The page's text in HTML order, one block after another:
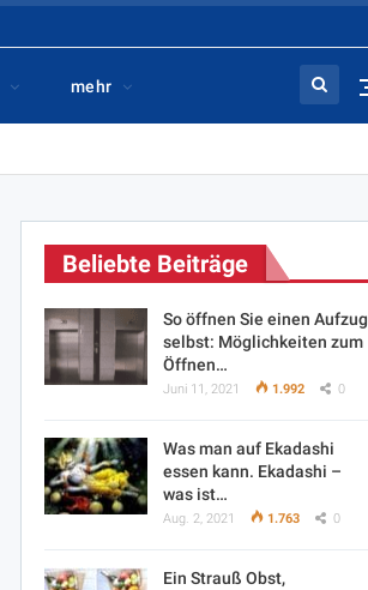
mehr
Beliebte Beiträge
So öffnen Sie einen Aufzug
selbst: Möglichkeiten zum
Öffnen…
Juni 11, 2021 1.992 0
Was man auf Ekadashi
essen kann. Ekadashi –
was ist…
Aug. 2, 2021 1.763 0
Ein Strauß Obst,